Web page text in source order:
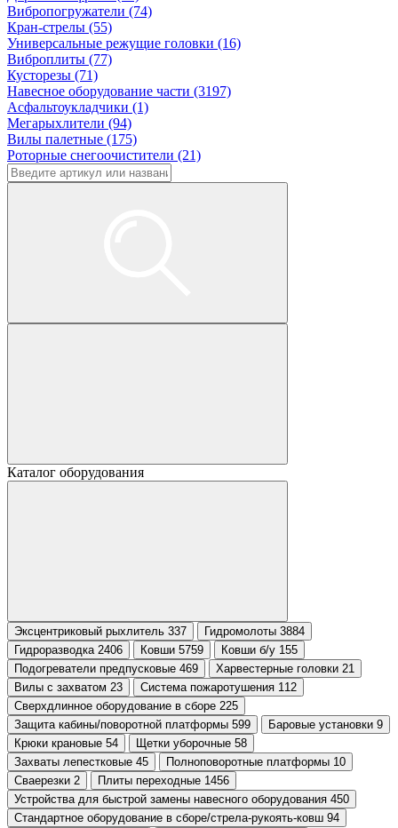
Вибропогружатели (74)
Кран-стрелы (55)
Универсальные режущие головки (16)
Виброплиты (77)
Кусторезы (71)
Навесное оборудование части (3197)
Асфальтоукладчики (1)
Мегарыхлители (94)
Вилы палетные (175)
Роторные снегоочистители (21)
Каталог оборудования
Эксцентриковый рыхлитель 337
Гидромолоты 3884
Гидроразводка 2406
Ковши 5759
Ковши б/у 155
Подогреватели предпусковые 469
Харвестерные головки 21
Вилы с захватом 23
Система пожаротушения 112
Сверхдлинное оборудование в сборе 225
Защита кабины/поворотной платформы 599
Баровые установки 9
Крюки крановые 54
Щетки уборочные 58
Захваты лепестковые 45
Полноповоротные платформы 10
Сваерезки 2
Плиты переходные 1456
Устройства для быстрой замены навесного оборудования 450
Стандартное оборудование в сборе/стрела-рукоять-ковш 94